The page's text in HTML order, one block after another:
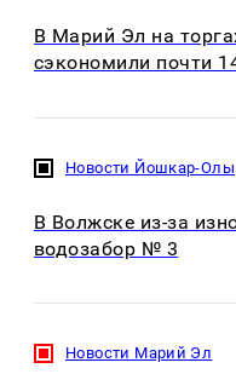
В Марий Эл на
сэкономили почти
Новости Йошкар-Олы
В Волжске из-за
водозабор № 3
Новости Марий Эл